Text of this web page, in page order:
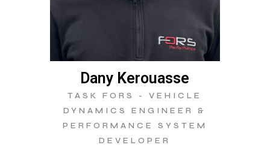
Dany Kerouasse
TASK FORS - VEHICLE
DYNAMICS ENGINEER &
PERFORMANCE SYSTEM
DEVELOPER